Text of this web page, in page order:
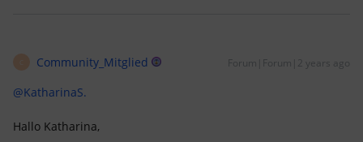
Community_Mitglied Forum|Forum|2 years ago
@KatharinaS.
Hallo Katharina,